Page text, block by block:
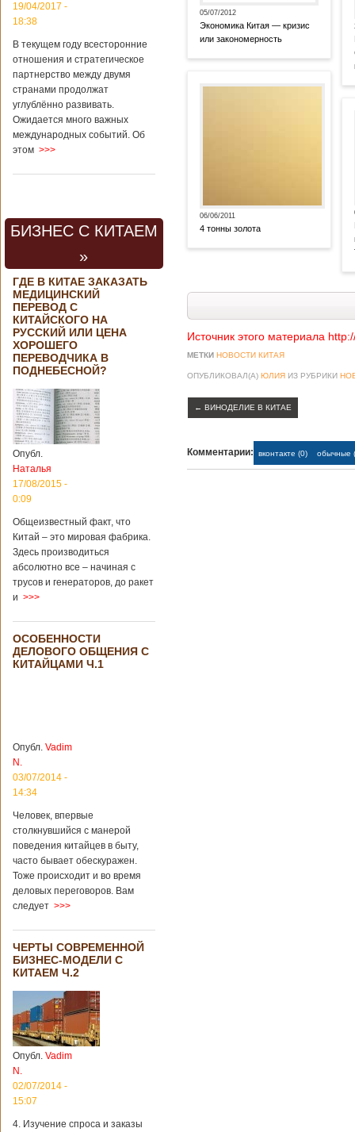
19/04/2017 -
18:38
В текущем году всесторонние
отношения и стратегическое
партнерство между двумя
странами продолжат
углублённо развивать.
Ожидается много важных
международных событий. Об
этом >>>
БИЗНЕС С КИТАЕМ
»
ГДЕ В КИТАЕ ЗАКАЗАТЬ
МЕДИЦИНСКИЙ
ПЕРЕВОД С
КИТАЙСКОГО НА
РУССКИЙ ИЛИ ЦЕНА
ХОРОШЕГО
ПЕРЕВОДЧИКА В
ПОДНЕБЕСНОЙ?
Опубл.
Наталья
17/08/2015 -
0:09
Общеизвестный факт, что
Китай – это мировая фабрика.
Здесь производиться
абсолютно все – начиная с
трусов и генераторов, до ракет
и >>>
ОСОБЕННОСТИ
ДЕЛОВОГО ОБЩЕНИЯ С
КИТАЙЦАМИ Ч.1
Опубл. Vadim
N.
03/07/2014 -
14:34
Человек, впервые
столкнувшийся с манерой
поведения китайцев в быту,
часто бывает обескуражен.
Тоже происходит и во время
деловых переговоров. Вам
следует >>>
ЧЕРТЫ СОВРЕМЕННОЙ
БИЗНЕС-МОДЕЛИ С
КИТАЕМ Ч.2
Опубл. Vadim
N.
02/07/2014 -
15:07
4. Изучение спроса и заказы
05/07/2012
Экономика Китая — кризис
или закономерность
06/06/2011
4 тонны золота
Источник этого материала
МЕТКИ НОВОСТИ КИТАЯ
ОПУБЛИКОВАЛ(А) ЮЛИЯ ИЗ РУБРИКИ
← ВИНОДЕЛИЕ В КИТАЕ
Комментарии: вконтакте (0) обычные